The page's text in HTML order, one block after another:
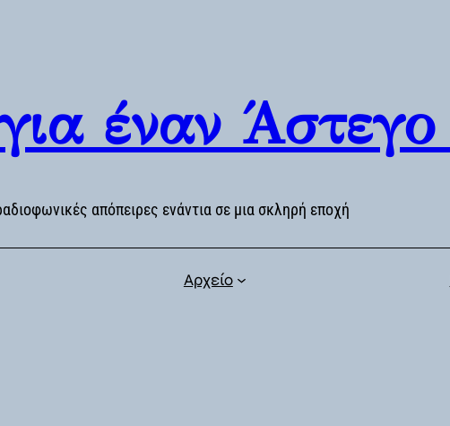
έναν
απόπειρες ενάντια σε μια σκληρή εποχή
Αρχείο